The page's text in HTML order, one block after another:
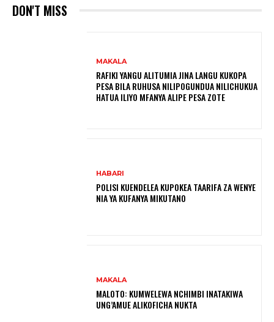
DON'T MISS
MAKALA
RAFIKI YANGU ALITUMIA JINA LANGU KUKOPA
PESA BILA RUHUSA NILIPOGUNDUA NILICHUKUA
HATUA ILIYO MFANYA ALIPE PESA ZOTE
HABARI
POLISI KUENDELEA KUPOKEA TAARIFA ZA WENYE
NIA YA KUFANYA MIKUTANO
MAKALA
MALOTO: KUMWELEWA NCHIMBI INATAKIWA
UNG’AMUE ALIKOFICHA NUKTA